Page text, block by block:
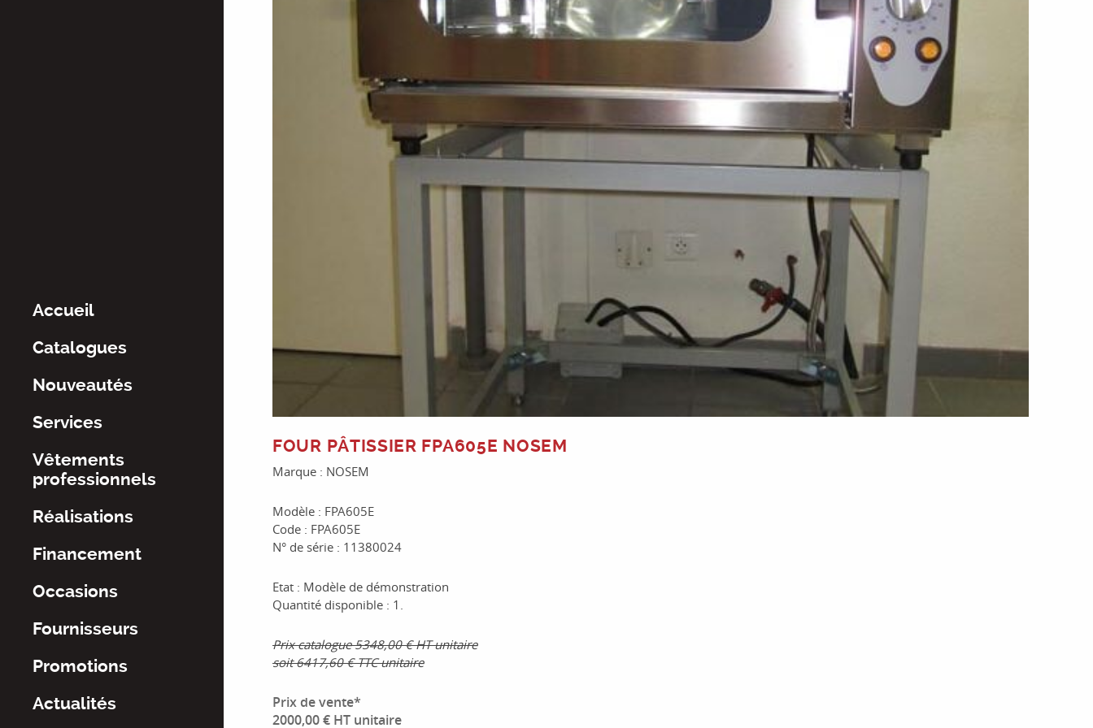
Accueil
Catalogues
Nouveautés
Services
Vêtements
professionnels
Réalisations
Financement
Occasions
Fournisseurs
Promotions
Actualités
FOUR PÂTISSIER FPA605E NOSEM
Marque : NOSEM
Modèle : FPA605E
Code : FPA605E
N° de série : 11380024
Etat : Modèle de démonstration
Quantité disponible : 1.
Prix catalogue 5348,00 € HT unitaire
soit 6417,60 € TTC unitaire
Prix de vente*
2000,00 € HT unitaire